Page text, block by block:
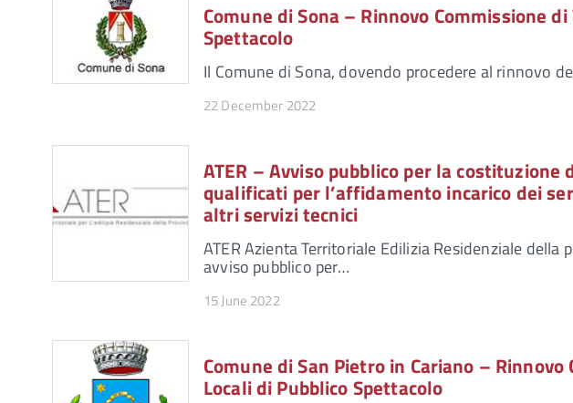
Comune di Sona – Rinnovo Commissione
Spettacolo
Il Comune di Sona, dovendo procedere al rinnovo
22 December 2022
ATER – Avviso pubblico per la
qualificati per l’affidamento incarico dei
altri servizi tecnici
ATER Azienta Territoriale Edilizia Residenziale
avviso pubblico per…
15 June 2022
Comune di San Pietro in Cariano –
Locali di Pubblico Spettacolo